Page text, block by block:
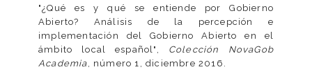
"¿Qué es y qué se entiende por Gobierno
Abierto? Análisis de la percepción e
implementación del Gobierno Abierto en el
ámbito local español", Colección NovaGob
Academia , número 1, diciembre 2016.